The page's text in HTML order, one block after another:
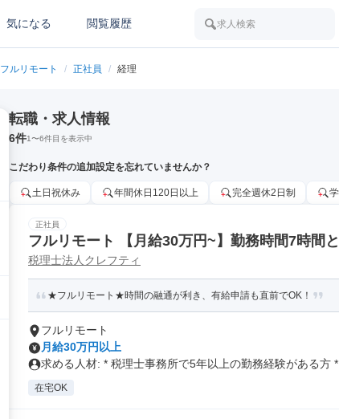
気になる 閲覧履歴 求人検索
フルリモート / 正社員 / 経理
転職・求人情報
6件1〜6件目を表示中
こだわり条件の追加設定を忘れていませんか？
土日祝休み 年間休日120日以上 完全週休2日制
正社員
フルリモート 【月給30万円~】勤務時間7時間
務申告書作成、将来的に決算説明も
税理士法人クレフティ
★フルリモート★時間の融通が利き、有給申請も直前でOK！
フルリモート
月給30万円以上
求める人材: * 税理士事務所で5年以上の勤務経験がある方 *
在宅OK